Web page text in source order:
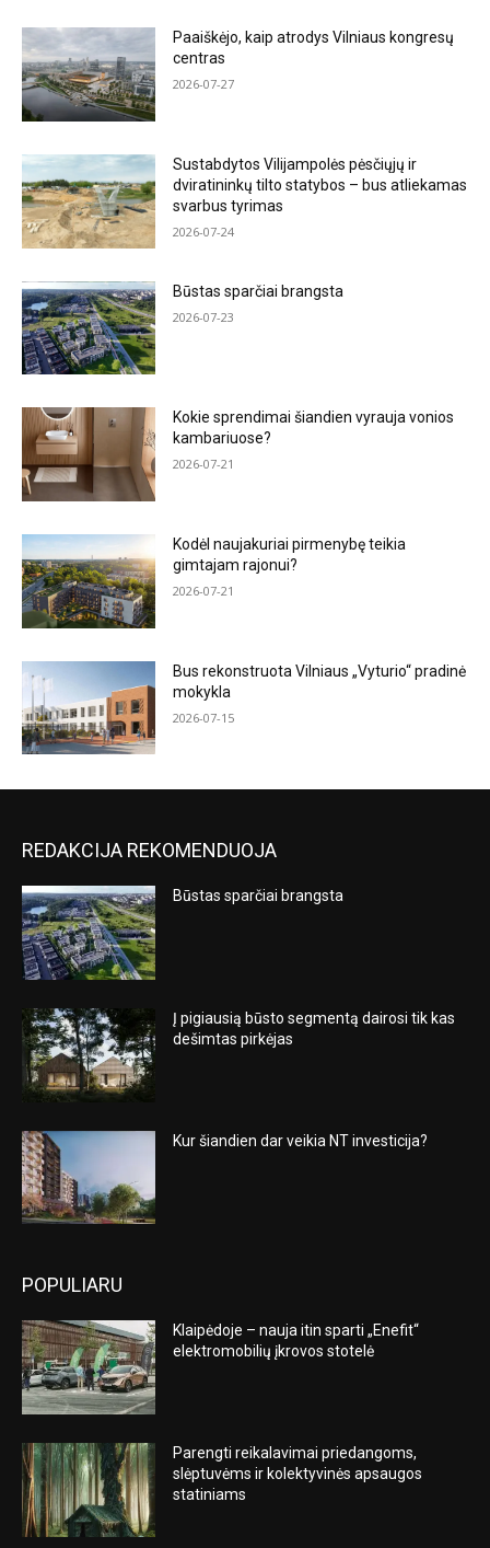
Paaiškėjo, kaip atrodys Vilniaus kongresų
centras
2026-07-27
Sustabdytos Vilijampolės pėsčiųjų ir
dviratininkų tilto statybos – bus atliekamas
svarbus tyrimas
2026-07-24
Būstas sparčiai brangsta
2026-07-23
Kokie sprendimai šiandien vyrauja vonios
kambariuose?
2026-07-21
Kodėl naujakuriai pirmenybę teikia
gimtajam rajonui?
2026-07-21
Bus rekonstruota Vilniaus „Vyturio“ pradinė
mokykla
2026-07-15
REDAKCIJA REKOMENDUOJA
Būstas sparčiai brangsta
Į pigiausią būsto segmentą dairosi tik kas
dešimtas pirkėjas
Kur šiandien dar veikia NT investicija?
POPULIARU
Klaipėdoje – nauja itin sparti „Enefit“
elektromobilių įkrovos stotelė
Parengti reikalavimai priedangoms,
slėptuvėms ir kolektyvinės apsaugos
statiniams